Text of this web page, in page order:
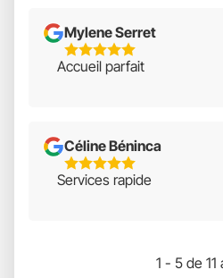
Mylene Serret
5
Étoiles
Accueil parfait
Céline Béninca
5
Étoiles
Services rapide
1 - 5 de 11